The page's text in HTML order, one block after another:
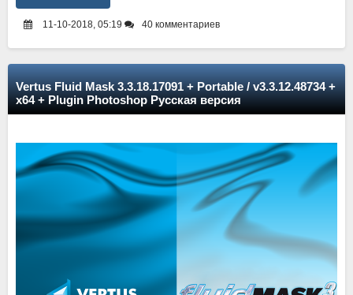
11-10-2018, 05:19 40 комментариев
Vertus Fluid Mask 3.3.18.17091 + Portable / v3.3.12.48734 +
x64 + Plugin Photoshop Русская версия